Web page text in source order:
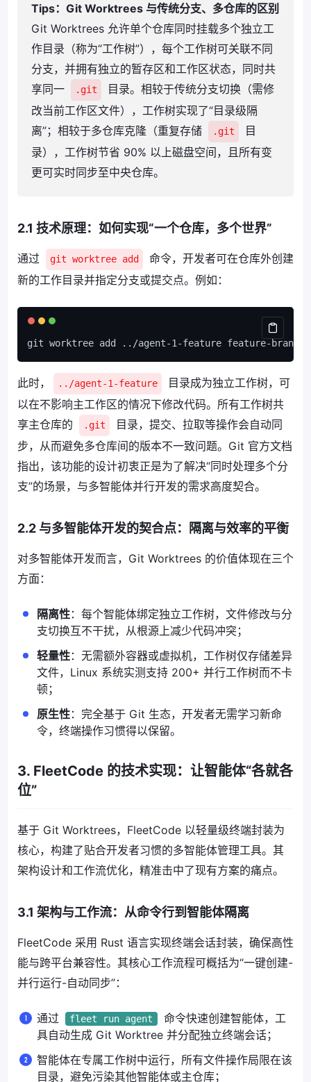
Tips：Git Worktrees 与传统分支、多仓库的区别
Git Worktrees 允许单个仓库同时挂载多个独立工
作目录（称为“工作树”），每个工作树可关联不同
分支，并拥有独立的暂存区和工作区状态，同时共
享同一
.git
目录。相较于传统分支切换（需修
改当前工作区文件），工作树实现了“目录级隔
离”；相较于多仓库克隆（重复存储
.git
目
录），工作树节省 90% 以上磁盘空间，且所有变
更可实时同步至中央仓库。
2.1 技术原理：如何实现“一个仓库，多个世界”
通过 git worktree add
命令，开发者可在仓库外创建
新的工作目录并指定分支或提交点。例如：
此时， ../agent-1-feature
目录成为独立工作树，可
以在不影响主工作区的情况下修改代码。所有工作树共
享主仓库的
.git
目录，提交、拉取等操作会自动同
步，从而避免多仓库间的版本不一致问题。Git 官方文档
指出，该功能的设计初衷正是为了解决“同时处理多个分
支”的场景，与多智能体并行开发的需求高度契合。
2.2 与多智能体开发的契合点：隔离与效率的平衡
对多智能体开发而言，Git Worktrees 的价值体现在三个
方面：
隔离性：每个智能体绑定独立工作树，文件修改与分
支切换互不干扰，从根源上减少代码冲突；
轻量性：无需额外容器或虚拟机，工作树仅存储差异
文件，Linux 系统实测支持 200+ 并行工作树而不卡
顿；
原生性：完全基于 Git 生态，开发者无需学习新命
令，终端操作习惯得以保留。
3. FleetCode 的技术实现：让智能体“各就各
位”
基于 Git Worktrees，FleetCode 以轻量级终端封装为
核心，构建了贴合开发者习惯的多智能体管理工具。其
架构设计和工作流优化，精准击中了现有方案的痛点。
3.1 架构与工作流：从命令行到智能体隔离
FleetCode 采用 Rust 语言实现终端会话封装，确保高性
能与跨平台兼容性。其核心工作流程可概括为“一键创建-
并行运行-自动同步”：
通过 fleet run agent
命令快速创建智能体，工
具自动生成 Git Worktree 并分配独立终端会话；
智能体在专属工作树中运行，所有文件操作局限在该
目录，避免污染其他智能体或主仓库；